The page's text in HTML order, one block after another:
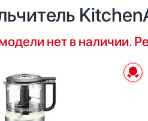
системы
акустические системы
упаковщики
BORK
Gorenje
нет в наличии.